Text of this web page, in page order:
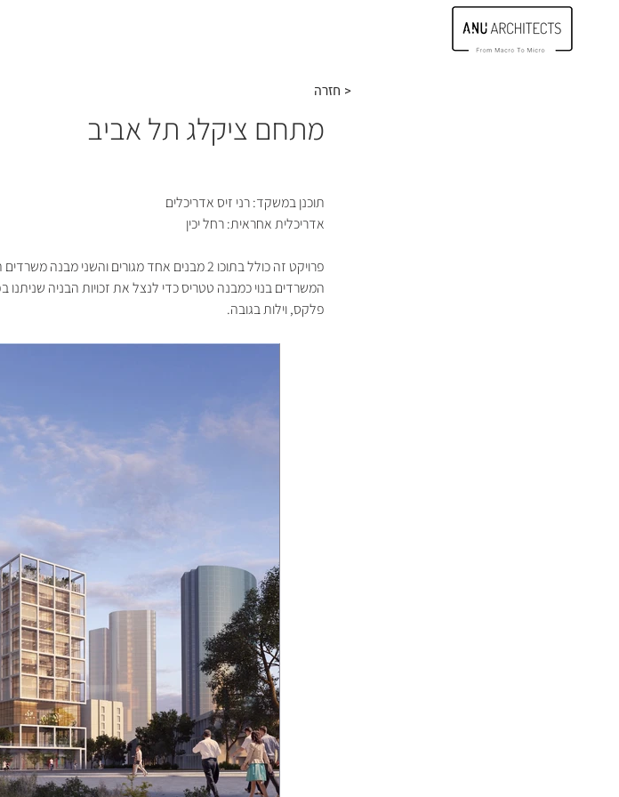
חזרה >
מתחם ציקלג תל אביב
תוכנן במשקד: רני זיס אדריכלים
אדריכלית אחראית: רחל יכין
פרויקט זה כולל בתוכו 2 מבנים אחד מגורים
המשרדים בנוי כמבנה טטריס כדי לנצל את זכויות הבניה
פלקס, וילות בגובה.